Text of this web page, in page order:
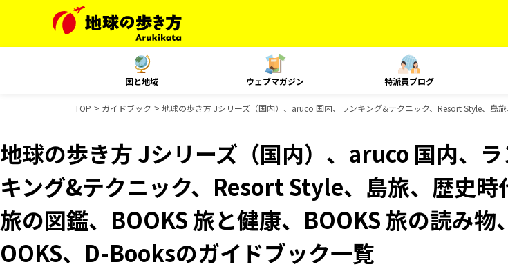
国と地域 ウェブマガジン 特派員ブログ
TOP ガイドブック 地球の歩き方 Jシリーズ（国内）、aruco 国内、ランキング&テクニック、Resort Style、島
地球の歩き方 Jシリーズ（国内）、aruco 国内、ラ
キング&テクニック、Resort Style、島旅、歴史時
旅の図鑑、BOOKS 旅と健康、BOOKS 旅の読み物
OOKS、D-Booksのガイドブック一覧